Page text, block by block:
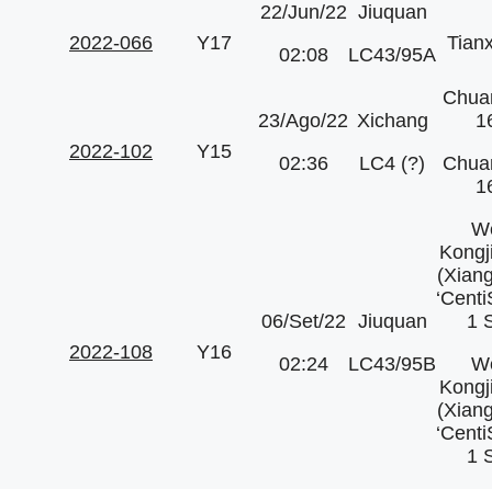
2022-066 Y17
22/Jun/22
02:08
Jiuquan
LC43/95A
2022-102 Y15
23/Ago/22
02:36
Xichang
LC4 (?)
2022-108 Y16
06/Set/22
02:24
Jiuquan
LC43/95B
1
1